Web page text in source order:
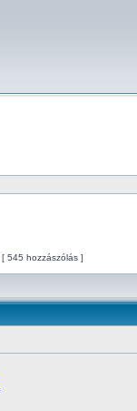
[ 545 hozzászólás ]